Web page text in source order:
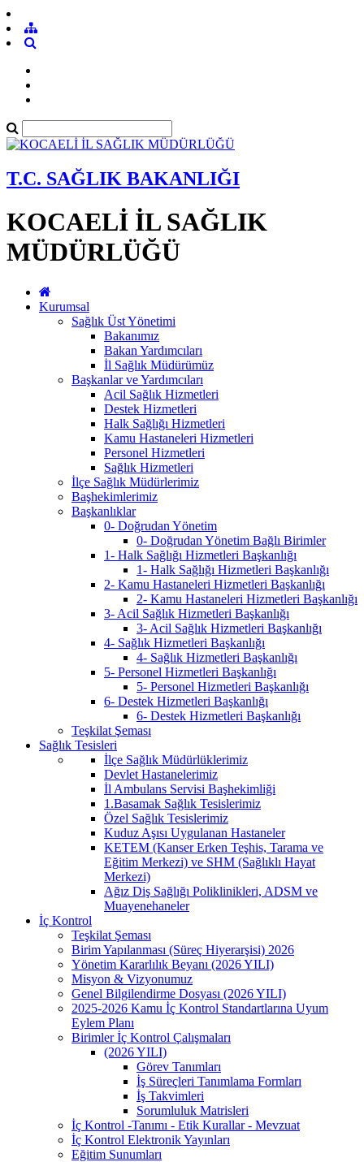
T.C. SAĞLIK BAKANLIĞI
KOCAELİ İL SAĞLIK
MÜDÜRLÜĞÜ
Kurumsal
Sağlık Üst Yönetimi
Bakanımız
Bakan Yardımcıları
İl Sağlık Müdürümüz
Başkanlar ve Yardımcıları
Acil Sağlık Hizmetleri
Destek Hizmetleri
Halk Sağlığı Hizmetleri
Kamu Hastaneleri Hizmetleri
Personel Hizmetleri
Sağlık Hizmetleri
İlçe Sağlık Müdürlerimiz
Başhekimlerimiz
Başkanlıklar
0- Doğrudan Yönetim
0- Doğrudan Yönetim Bağlı Birimler
1- Halk Sağlığı Hizmetleri Başkanlığı
1- Halk Sağlığı Hizmetleri Başkanlığı
2- Kamu Hastaneleri Hizmetleri Başkanlığı
2- Kamu Hastaneleri Hizmetleri Başkanlığı
3- Acil Sağlık Hizmetleri Başkanlığı
3- Acil Sağlık Hizmetleri Başkanlığı
4- Sağlık Hizmetleri Başkanlığı
4- Sağlık Hizmetleri Başkanlığı
5- Personel Hizmetleri Başkanlığı
5- Personel Hizmetleri Başkanlığı
6- Destek Hizmetleri Başkanlığı
6- Destek Hizmetleri Başkanlığı
Teşkilat Şeması
Sağlık Tesisleri
İlçe Sağlık Müdürlüklerimiz
Devlet Hastanelerimiz
İl Ambulans Servisi Başhekimliği
1.Basamak Sağlık Tesislerimiz
Özel Sağlık Tesislerimiz
Kuduz Aşısı Uygulanan Hastaneler
KETEM (Kanser Erken Teşhis, Tarama ve
Eğitim Merkezi) ve SHM (Sağlıklı Hayat
Merkezi)
Ağız Diş Sağlığı Poliklinikleri, ADSM ve
Muayenehaneler
İç Kontrol
Teşkilat Şeması
Birim Yapılanması (Süreç Hiyerarşisi) 2026
Yönetim Kararlılık Beyanı (2026 YILI)
Misyon & Vizyonumuz
Genel Bilgilendirme Dosyası (2026 YILI)
2025-2026 Kamu İç Kontrol Standartlarına Uyum
Eylem Planı
Birimler İç Kontrol Çalışmaları
(2026 YILI)
Görev Tanımları
İş Süreçleri Tanımlama Formları
İş Takvimleri
Sorumluluk Matrisleri
İç Kontrol -Tanımı - Etik Kurallar - Mevzuat
İç Kontrol Elektronik Yayınları
Eğitim Sunumları